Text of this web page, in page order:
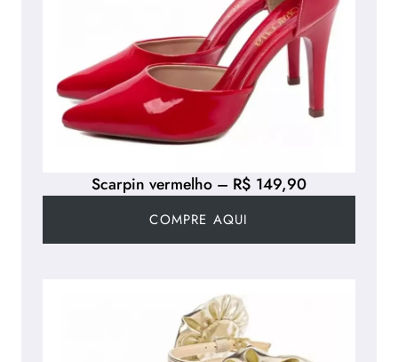
Scarpin vermelho – R$ 149,90
COMPRE AQUI